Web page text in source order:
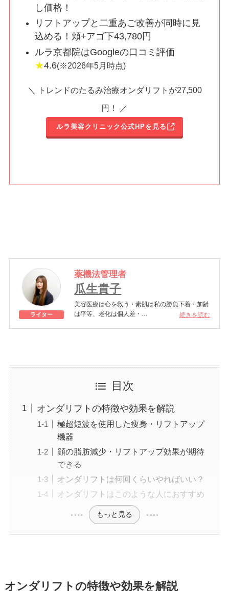
し価格！
リフトアップと二重あご改善が同時に見
込める！頬+アゴ下43,780円
ルラ京都院はGoogleの口コミ評価
★4.6(※2026年5月時点)
＼ トレンドのたるみ治療オンダリフトが27,500
円！ ／
ルラ美容クリニック公式HPを見る
ライター
薬機法管理者
瓜生貴子
美容医療は心を救う・素肌は私の勝負下着・加齢
は平等、老化は個人差・
タ注射、いぼ除去、医療脱毛など
続きを読む
目次
オンダリフトの特徴や効果を解説
極超短波を使用した痩身・リフトアップ
機器
顔の脂肪減少・リフトアップ効果が期待
できる
オンダリフトは何回くらいやればいい？
オンダリフトはこのような人におすすめ
もっと見る
オンダリフトの特徴や効果を解説